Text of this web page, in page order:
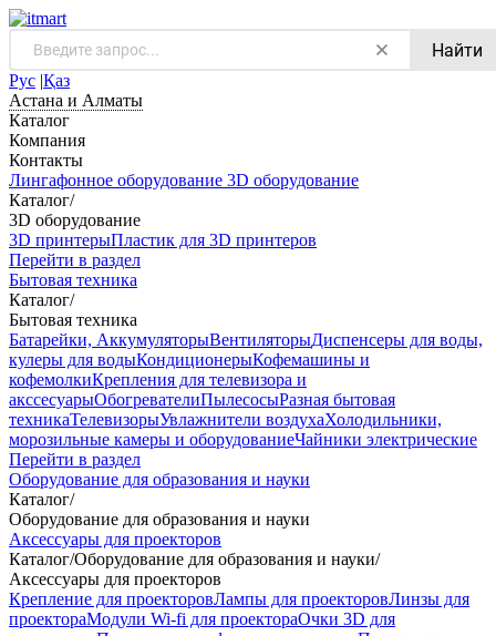
Найти
Рус |Қаз
Астана и Алматы
Каталог
Компания
Контакты
Лингафонное оборудование 3D оборудование
Каталог/
3D оборудование
3D принтерыПластик для 3D принтеров
Перейти в раздел
Бытовая техника
Каталог/
Бытовая техника
Батарейки, АккумуляторыВентиляторыДиспенсеры для воды,
кулеры для водыКондиционерыКофемашины и
кофемолкиКрепления для телевизора и
акссесуарыОбогревателиПылесосыРазная бытовая
техникаТелевизорыУвлажнители воздухаХолодильники,
морозильные камеры и оборудованиеЧайники электрические
Перейти в раздел
Оборудование для образования и науки
Каталог/
Оборудование для образования и науки
Аксессуары для проекторов
Каталог/Оборудование для образования и науки/
Аксессуары для проекторов
Крепление для проекторовЛампы для проекторовЛинзы для
проектораМодули Wi-fi для проектораОчки 3D для